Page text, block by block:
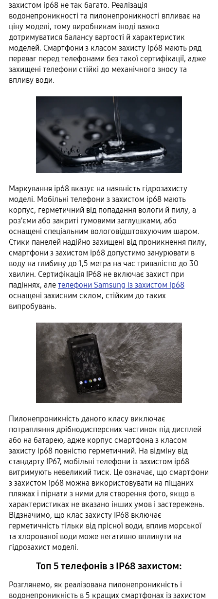
захистом ip68 не так багато. Реалізація
водонепроникності та пилонепроникності впливає на
ціну моделі, тому виробникам іноді важко
дотримуватися балансу вартості й характеристик
моделей. Смартфони з класом захисту ip68 мають ряд
переваг перед телефонами без такої сертифікації, адже
захищені телефони стійкі до механічного зносу та
впливу води.
Маркування ip68 вказує на наявність гідрозахисту
моделі. Мобільні телефони з захистом ip68 мають
корпус, герметичний від попадання вологи й пилу, а
роз'єми або закриті гумовими заглушками, або
оснащені спеціальним вологовідштовхуючим шаром.
Стики панелей надійно захищені від проникнення пилу,
смартфони з захистом ip68 допустимо занурювати в
воду на глибину до 1,5 метра на час тривалістю до 30
хвилин. Сертифікація ІР68 не включає захист при
падіннях, але телефони Samsung із захистом ip68
оснащені захисним склом, стійким до таких
випробувань.
Пилонепроникність даного класу виключає
потрапляння дрібнодисперсних частинок під дисплей
або на батарею, адже корпус смартфона з класом
захисту ip68 повністю герметичний. На відміну від
стандарту ІР67, мобільні телефони із захистом ip68
витримують невеликий тиск. Це означає, що смартфони
з захистом ip68 можна використовувати на піщаних
пляжах і пірнати з ними для створення фото, якщо в
характеристиках не вказано інших умов і застережень.
Відзначимо, що клас захисту ІР68 включає
герметичність тільки від прісної води, вплив морської
та хлорованої води може негативно вплинути на
гідрозахист моделі.
Топ 5 телефонів з IP68 захистом:
Розглянемо, як реалізована пилонепроникність і
водонепроникність в 5 кращих смартфонах із захистом